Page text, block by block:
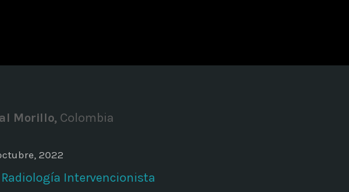
Time
Morillo, Colombia
2022
Intervencionista